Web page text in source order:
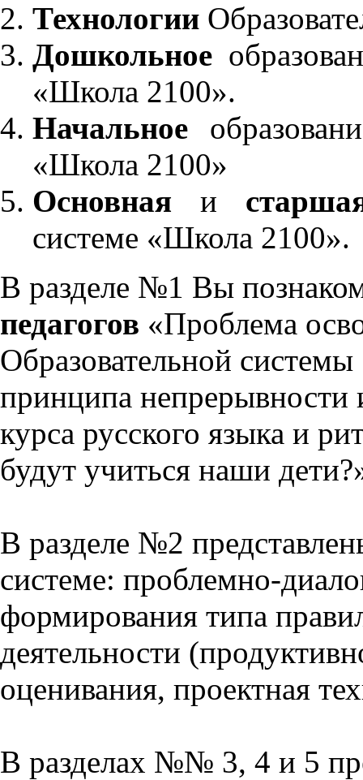
Технологии
Дошкольное
«Школа 2100».
Начальное
«Школа 2100»
Основнаяи
системе «Школа 2100».
В разделе №1 Вы
педагогов «Проблема
Образовательной
принципа непрерывности
курса русского языка и
будут учиться наши
В разделе №2
системе: проблемно-
формирования типа
деятельности
оценивания, проектная
В разделах №№ 3, 4 и 5